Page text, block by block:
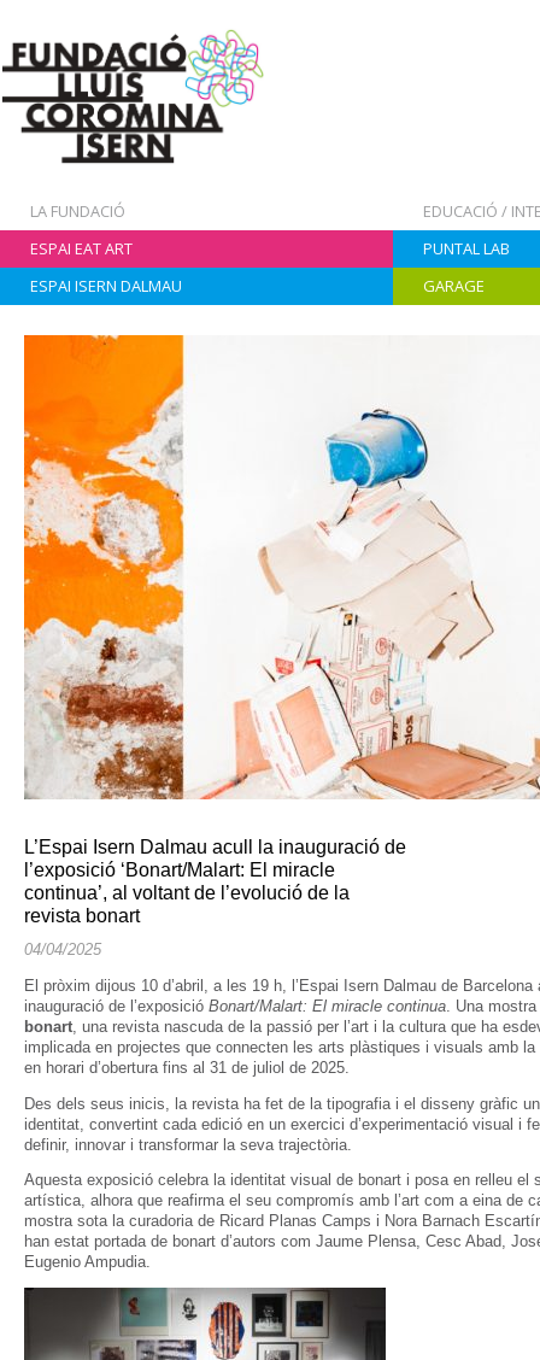
LA FUNDACIÓ
EDUCACIÓ /
ESPAI EAT ART
PUNTAL LAB
ESPAI ISERN DALMAU
GARAGE
L’Espai Isern Dalmau acull la inauguració de
l’exposició ‘Bonart/Malart: El miracle
continua’, al voltant de l’evolució de la
revista bonart
04/04/2025
El pròxim dijous 10 d’abril, a les 19 h, l’Espai Isern Dalmau de
inauguració de l’exposició Bonart/Malart: El miracle continua . Una
bonart , una revista nascuda de la passió per l’art i la cultura que ha
implicada en projectes que connecten les arts plàstiques i visuals amb
en horari d’obertura fins al 31 de juliol de 2025.
Des dels seus inicis, la revista ha fet de la tipografia i el disseny gràfic
identitat, convertint cada edició en un exercici d’experimentació visual i
definir, innovar i transformar la seva trajectòria.
Aquesta exposició celebra la identitat visual de bonart i posa en relleu el
artística, alhora que reafirma el seu compromís amb l’art com a eina de
mostra sota la curadoria de Ricard Planas Camps i Nora Barnach
han estat portada de bonart d’autors com Jaume Plensa, Cesc Abad,
Eugenio Ampudia.